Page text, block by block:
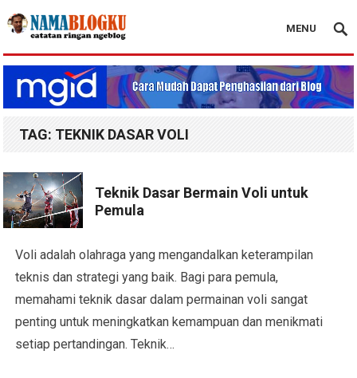
Nama Blogku
MENU
TAG: TEKNIK DASAR VOLI
Teknik Dasar Bermain Voli untuk
Pemula
Voli adalah olahraga yang mengandalkan keterampilan
teknis dan strategi yang baik. Bagi para pemula,
memahami teknik dasar dalam permainan voli sangat
penting untuk meningkatkan kemampuan dan menikmati
setiap pertandingan. Teknik…